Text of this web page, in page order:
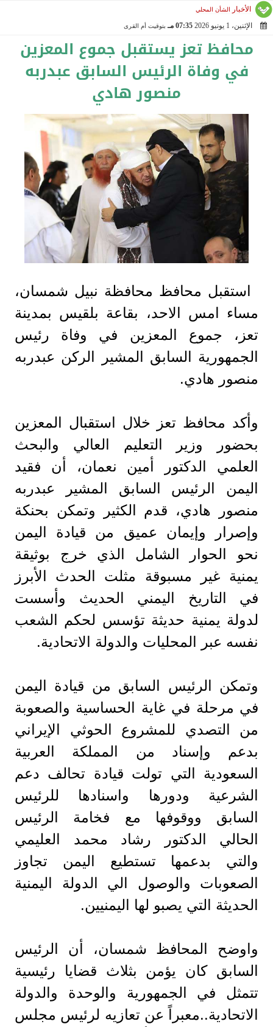
الأخبار الشأن المحلي
الإثنين، 1 يونيو 2026 07:35 مـ بتوقيت أم القرى
محافظ تعز يستقبل جموع المعزين
في وفاة الرئيس السابق عبدربه
منصور هادي
استقبل محافظ محافظة نبيل شمسان،
مساء امس الاحد، بقاعة بلقيس بمدينة
تعز، جموع المعزين في وفاة رئيس
الجمهورية السابق المشير الركن عبدربه
منصور هادي.
وأكد محافظ تعز خلال استقبال المعزين
بحضور وزير التعليم العالي والبحث
العلمي الدكتور أمين نعمان، أن فقيد
اليمن الرئيس السابق المشير عبدربه
منصور هادي، قدم الكثير وتمكن بحنكة
وإصرار وإيمان عميق من قيادة اليمن
نحو الحوار الشامل الذي خرج بوثيقة
يمنية غير مسبوقة مثلت الحدث الأبرز
في التاريخ اليمني الحديث وأسست
لدولة يمنية حديثة تؤسس لحكم الشعب
نفسه عبر المحليات والدولة الاتحادية.
وتمكن الرئيس السابق من قيادة اليمن
في مرحلة في غاية الحساسية والصعوبة
من التصدي للمشروع الحوثي الإيراني
بدعم وإسناد من المملكة العربية
السعودية التي تولت قيادة تحالف دعم
الشرعية ودورها واسنادها للرئيس
السابق ووقوفها مع فخامة الرئيس
الحالي الدكتور رشاد محمد العليمي
والتي بدعمها تستطيع اليمن تجاوز
الصعوبات والوصول الي الدولة اليمنية
الحديثة التي يصبو لها اليمنيين.
واوضح المحافظ شمسان، أن الرئيس
السابق كان يؤمن بثلاث قضايا رئيسية
تتمثل في الجمهورية والوحدة والدولة
الاتحادية..معبراً عن تعازيه لرئيس مجلس